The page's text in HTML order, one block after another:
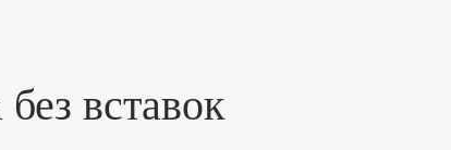
вставок